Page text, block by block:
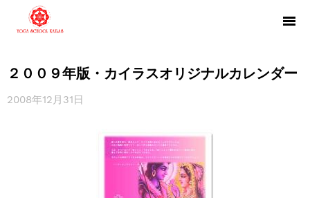
２００９年版・カイラスオリジナルカレンダー
2008年12月31日